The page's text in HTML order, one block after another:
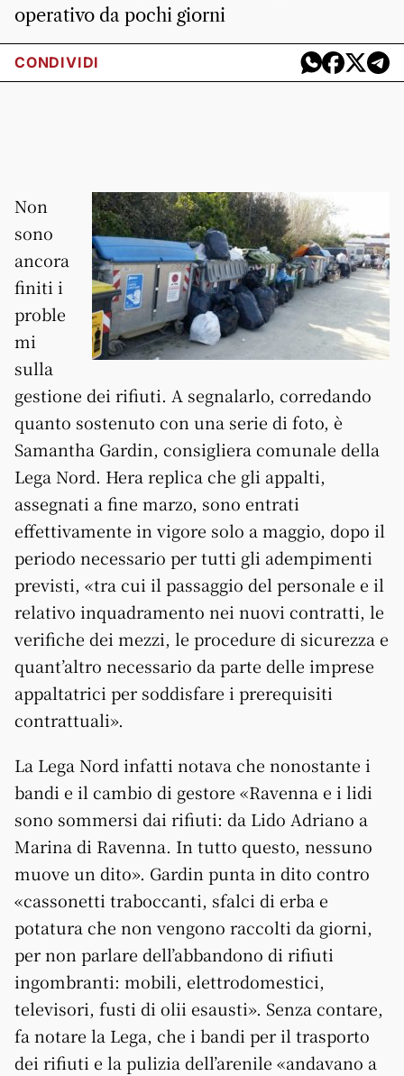
operativo da pochi giorni
CONDIVIDI
Non
sono
ancora
finiti i
proble
mi
sulla
gestione dei rifiuti. A segnalarlo, corredando
quanto sostenuto con una serie di foto, è
Samantha Gardin, consigliera comunale della
Lega Nord. Hera replica che gli appalti,
assegnati a fine marzo, sono entrati
effettivamente in vigore solo a maggio, dopo il
periodo necessario per tutti gli adempimenti
previsti, «tra cui il passaggio del personale e il
relativo inquadramento nei nuovi contratti, le
verifiche dei mezzi, le procedure di sicurezza e
quant’altro necessario da parte delle imprese
appaltatrici per soddisfare i prerequisiti
contrattuali».
La Lega Nord infatti notava che nonostante i
bandi e il cambio di gestore «Ravenna e i lidi
sono sommersi dai rifiuti: da Lido Adriano a
Marina di Ravenna. In tutto questo, nessuno
muove un dito». Gardin punta in dito contro
«cassonetti traboccanti, sfalci di erba e
potatura che non vengono raccolti da giorni,
per non parlare dell’abbandono di rifiuti
ingombranti: mobili, elettrodomestici,
televisori, fusti di olii esausti». Senza contare,
fa notare la Lega, che i bandi per il trasporto
dei rifiuti e la pulizia dell’arenile «andavano a